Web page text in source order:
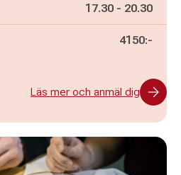
Pågår mellan
17.30 - och
20.30
4150:-
Läs mer och anmäl dig